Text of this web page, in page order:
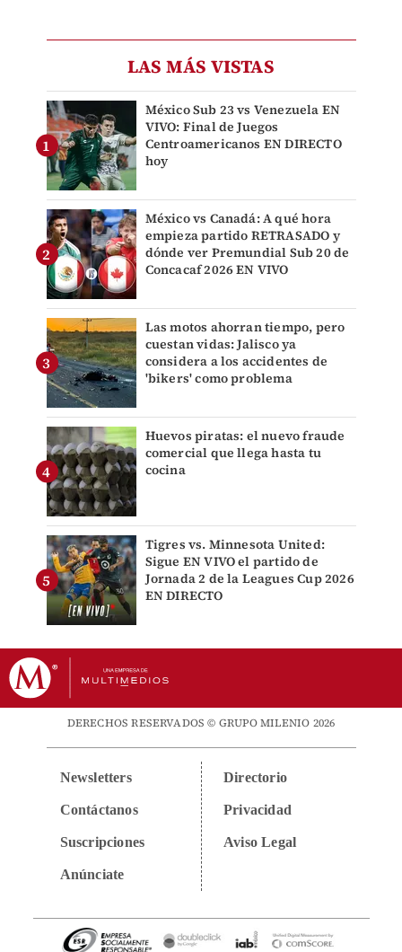
LAS MÁS VISTAS
México Sub 23 vs Venezuela EN
VIVO: Final de Juegos
Centroamericanos EN DIRECTO
hoy
México vs Canadá: A qué hora
empieza partido RETRASADO y
dónde ver Premundial Sub 20 de
Concacaf 2026 EN VIVO
Las motos ahorran tiempo, pero
cuestan vidas: Jalisco ya
considera a los accidentes de
'bikers' como problema
Huevos piratas: el nuevo fraude
comercial que llega hasta tu
cocina
Tigres vs. Minnesota United:
Sigue EN VIVO el partido de
Jornada 2 de la Leagues Cup 2026
EN DIRECTO
DERECHOS RESERVADOS © GRUPO MILENIO 2026
Newsletters
Contáctanos
Suscripciones
Anúnciate
Directorio
Privacidad
Aviso Legal